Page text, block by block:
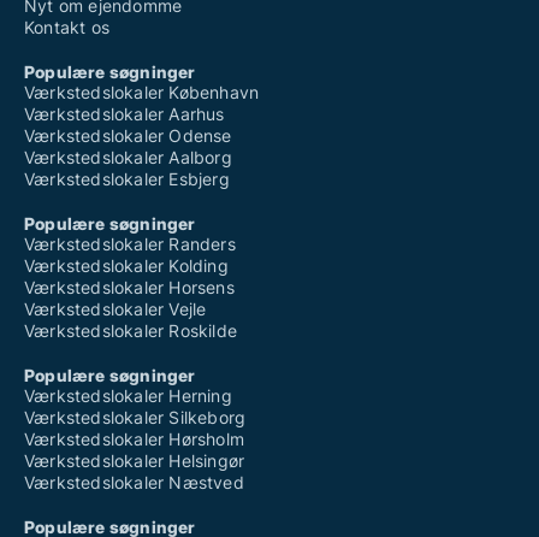
Nyt om ejendomme
Kontakt os
Populære søgninger
Værkstedslokaler København
Værkstedslokaler Aarhus
Værkstedslokaler Odense
Værkstedslokaler Aalborg
Værkstedslokaler Esbjerg
Populære søgninger
Værkstedslokaler Randers
Værkstedslokaler Kolding
Værkstedslokaler Horsens
Værkstedslokaler Vejle
Værkstedslokaler Roskilde
Populære søgninger
Værkstedslokaler Herning
Værkstedslokaler Silkeborg
Værkstedslokaler Hørsholm
Værkstedslokaler Helsingør
Værkstedslokaler Næstved
Populære søgninger